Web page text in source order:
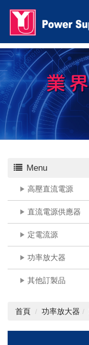
Menu
高壓直流電源
直流電源供應器
定電流源
功率放大器
其他訂製品
首頁 功率放大器